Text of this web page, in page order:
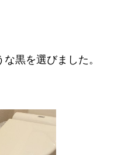
黒を選びました。